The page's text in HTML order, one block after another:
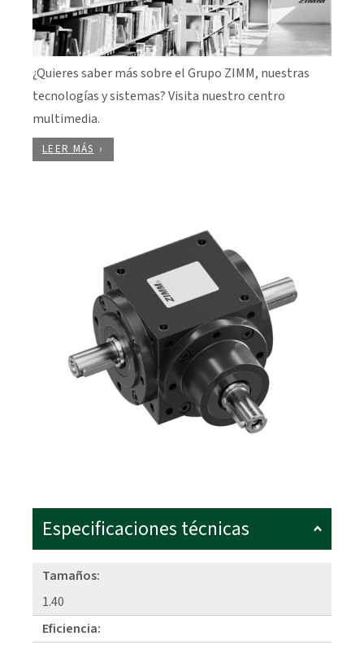
¿Quieres saber más sobre el Grupo ZIMM, nuestras
tecnologías y sistemas? Visita nuestro centro
multimedia.
LEER MÁS
Especificaciones técnicas
Tamaños:
1.40
Eficiencia: